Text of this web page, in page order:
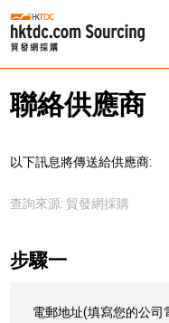
聯絡供應商
以下訊息將傳送給供應商:
查詢來源: 貿發網採購
步驟一
電郵地址(填寫您的公司